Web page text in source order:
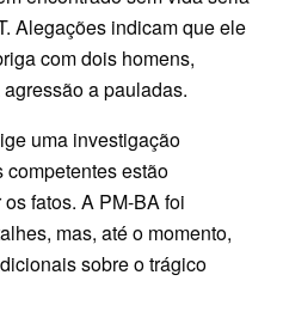
Alegações indicam que ele
com dois homens,
a pauladas.
uma investigação
estão
fatos. A PM-BA foi
mas, até o momento,
sobre o trágico